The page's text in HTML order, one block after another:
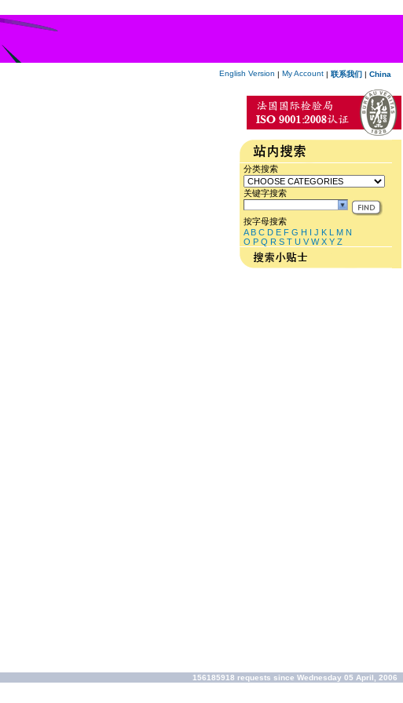
English Version | My Account | 联系我们 | China
分类搜索
关键字搜索
按字母搜索
A B C D E F G H I J K L M N
O P Q R S T U V W X Y Z
156185918 requests since Wednesday 05 April, 2006